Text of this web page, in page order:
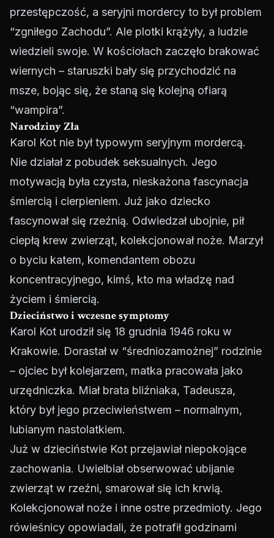
przestępczość, a seryjni mordercy to był problem
“zgniłego Zachodu”. Ale plotki krążyły, a ludzie
wiedzieli swoje. W kościołach zaczęło brakować
wiernych – staruszki bały się przychodzić na
msze, bojąc się, że staną się kolejną ofiarą
“wampira”.
Narodziny Zła
Karol Kot nie był typowym seryjnym mordercą.
Nie działał z pobudek seksualnych. Jego
motywacją była czysta, nieskażona fascynacja
śmiercią i cierpieniem. Już jako dziecko
fascynował się rzeźnią. Odwiedzał ubojnie, pił
ciepłą krew zwierząt, kolekcjonował noże. Marzył
o byciu katem, komendantem obozu
koncentracyjnego, kimś, kto ma władzę nad
życiem i śmiercią.
Dzieciństwo i wczesne symptomy
Karol Kot urodził się 18 grudnia 1946 roku w
Krakowie. Dorastał w “średniozamożnej” rodzinie
– ojciec był kolejarzem, matka pracowała jako
urzędniczka. Miał brata bliźniaka, Tadeusza,
który był jego przeciwieństwem – normalnym,
lubianym nastolatkiem.
Już w dzieciństwie Kot przejawiał niepokojące
zachowania. Uwielbiał obserwować ubijanie
zwierząt w rzeźni, smarował się ich krwią.
Kolekcjonował noże i inne ostre przedmioty. Jego
rówieśnicy opowiadali, że potrafił godzinami